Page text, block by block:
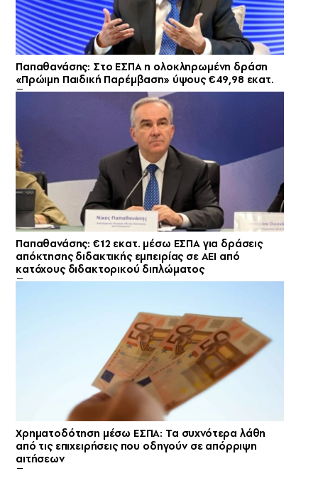
Παπαθανάσης: Στο ΕΣΠΑ η ολοκληρωμένη δράση
«Πρώιμη Παιδική Παρέμβαση» ύψους €49,98 εκατ.
Παπαθανάσης: €12 εκατ. μέσω ΕΣΠΑ για δράσεις
απόκτησης διδακτικής εμπειρίας σε ΑΕΙ από
κατόχους διδακτορικού διπλώματος
Χρηματοδότηση μέσω ΕΣΠΑ: Τα συχνότερα λάθη
από τις επιχειρήσεις που οδηγούν σε απόρριψη
αιτήσεων